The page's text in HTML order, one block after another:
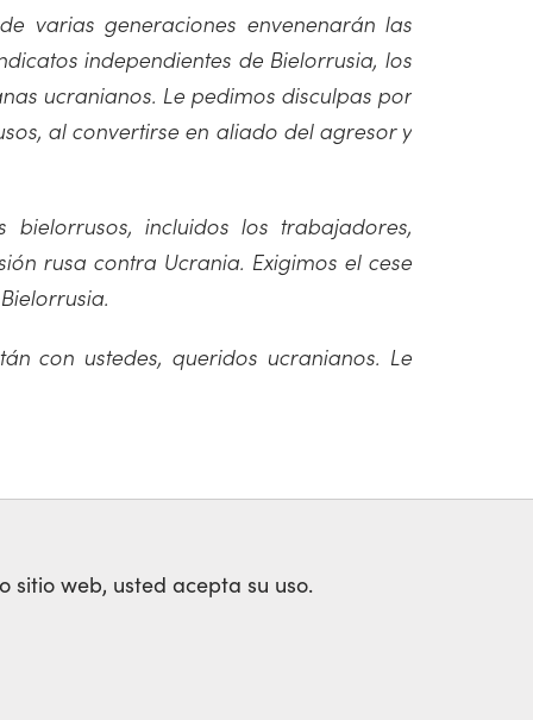
varias generaciones envenenarán las
independientes de Bielorrusia, los
ucranianos. Le pedimos disculpas por
al convertirse en aliado del agresor y
incluidos los trabajadores,
rusa contra Ucrania. Exigimos el cese
con ustedes, queridos ucranianos. Le
sitio web, usted acepta su uso.